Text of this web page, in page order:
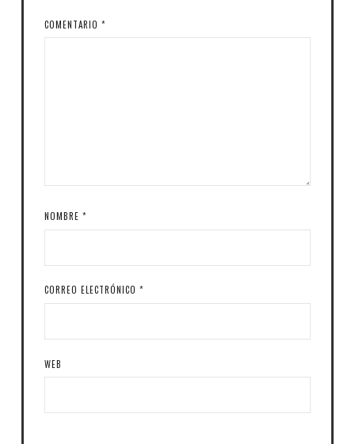
COMENTARIO *
NOMBRE *
CORREO ELECTRÓNICO *
WEB